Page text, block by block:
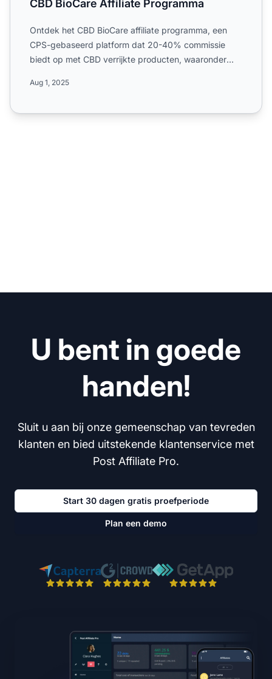
CBD BioCare Affiliate Programma
Ontdek het CBD BioCare affiliate programma, een
CPS-gebaseerd platform dat 20-40% commissie
biedt op met CBD verrijkte producten, waaronder
Aug 1, 2025
U bent in goede
handen!
Sluit u aan bij onze gemeenschap van tevreden
klanten en bied uitstekende klantenservice met
Post Affiliate Pro.
Start 30 dagen gratis proefperiode
Plan een demo